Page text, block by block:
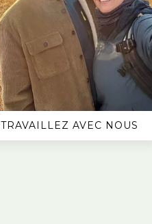
TRAVAILLEZ AVEC NOUS